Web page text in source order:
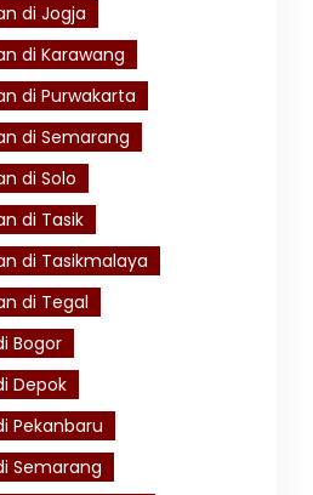
di Jogja
di Karawang
di Purwakarta
di Semarang
di Solo
di Tasik
di Tasikmalaya
di Tegal
Bogor
Depok
Pekanbaru
Semarang